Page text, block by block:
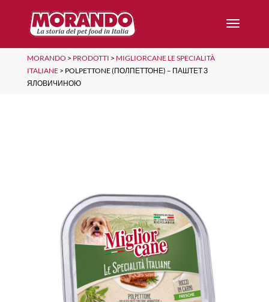
MORANDO > PRODOTTI > MIGLIORCANE LE SPECIALITÀ
ITALIANE> POLPETTONE (ПОЛПЕТТОНЕ) – ПАШТЕТ З
ЯЛОВИЧИНОЮ